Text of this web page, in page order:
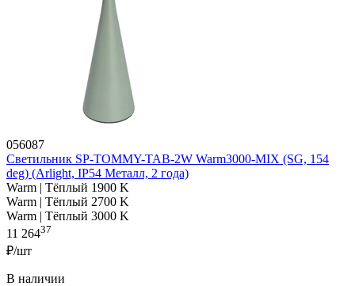
056087
Светильник SP-TOMMY-TAB-2W Warm3000-MIX (SG, 154
deg) (Arlight, IP54 Металл, 2 года)
Warm | Тёплый 1900 K
Warm | Тёплый 2700 K
Warm | Тёплый 3000 K
11 26437
₽/шт
В наличии